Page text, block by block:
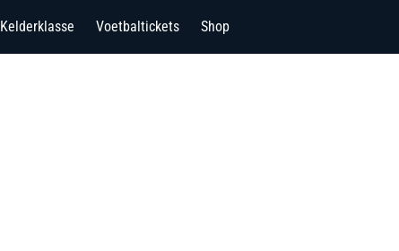
Kelderklasse Voetbaltickets Shop